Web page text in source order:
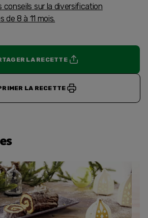
conseils sur la diversification
de 8 à 11 mois.
LA RECETTE
LA RECETTE